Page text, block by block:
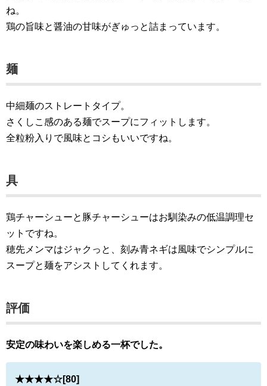
ね。
鶏の旨味と醤油の甘味がぎゅっと詰まっています。
麺
中細麺のストレートタイプ。
さくしこ感のある麺でスープにフィットします。
全粒粉入りで風味とコシもいいですね。
具
鶏チャーシューと豚チャーシューはお馴染みの低温調理セ
ットですね。
穂先メンマはジャクっと、刻み青ネギは風味でシンプルに
スープと麺をアシストしてくれます。
評価
安定の味わいを楽しめる一杯でした。
★★★★☆[80]